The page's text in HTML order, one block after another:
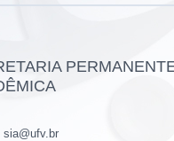
sia@ufv.br